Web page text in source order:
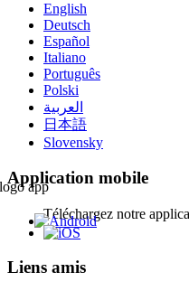
English
Deutsch
Español
Italiano
Português
Polski
العربية
日本語
Slovensky
Application mobile
Téléchargez notre
Liens amis